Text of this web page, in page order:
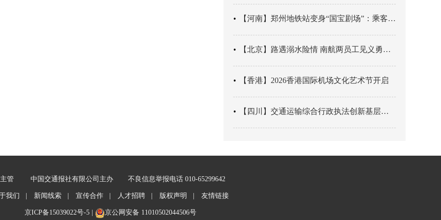
【河南】郑州地铁站变身“国宝剧场”：乘客刚出车厢，就“入戏”千年
【北京】路遇溺水险情 南航两员工见义勇为科学施救
【香港】2026香港国际机场文化艺术节开启
【四川】交通运输综合行政执法创新基层辖区治理“4+3” 新模式
管 中国交通报社有限公司主办 不良信息举报电话 010-65299642
我们 | 新闻线索 | 宣传合作 | 人才招聘 | 版权声明 | 友情链接
京ICP备15039022号-5| 京公网安备 11010502044506号